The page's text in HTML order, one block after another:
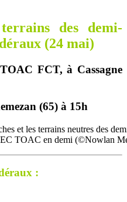
des demi-
(24 mai)
FCT, à Cassagne
(65) à 15h
TOAC en demi (©Nowlan
: